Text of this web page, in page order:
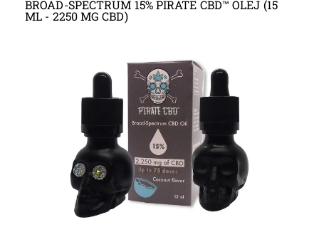
BROAD-SPECTRUM 15% PIRATE CBD™ OLEJ (15
ML - 2250 MG CBD)